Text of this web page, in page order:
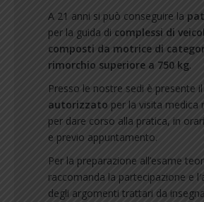
A 21 anni si può conseguire la
per la guida di complessi di
composti da motrice di
rimorchio superiore a 750 kg.
Presso le nostre sedi è presente il
autorizzato per la visita medica
per dare corso alla pratica, in
e previo appuntamento.
Per la preparazione all’esame
raccomanda la partecipazione e
degli argomenti trattari da